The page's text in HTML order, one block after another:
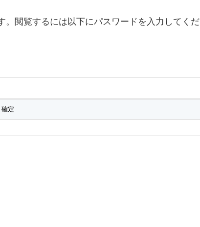
。閲覧するには以下にパスワードを入力してくだ